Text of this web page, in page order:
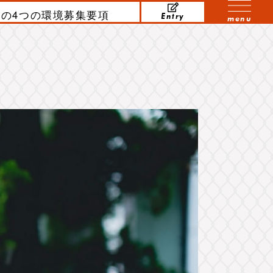
4つの環境募集要項 Entry menu